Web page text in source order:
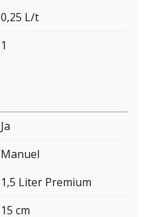
0,25 L/t
1
Ja
Manuel
1,5 Liter Premium
15 cm